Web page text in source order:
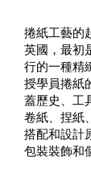
捲紙工藝的
英國，最初
行的一種精
授學員捲紙
蓋歷史、工
卷紙、捏紙
搭配和設計
包裝裝飾和